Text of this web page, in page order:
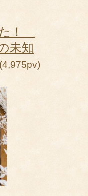
！
未知
(4,975pv)